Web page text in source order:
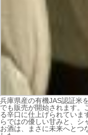
兵庫県産の有機JAS認証米
でも販売が開始されます。
る辛口に仕上げられてい
らではの優しい甘みと、
お酒は、まさに未来へとつ